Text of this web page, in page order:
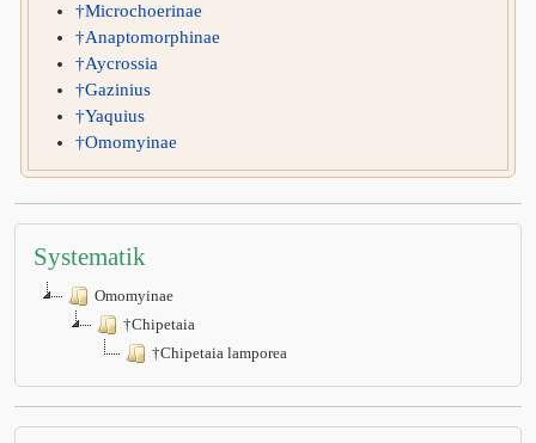
†Microchoerinae
†Anaptomorphinae
†Aycrossia
†Gazinius
†Yaquius
†Omomyinae
Systematik
Omomyinae
†Chipetaia
†Chipetaia lamporea